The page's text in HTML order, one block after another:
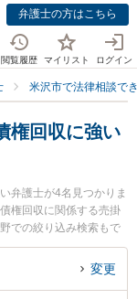
弁護士の方はこちら
閲覧履歴 マイリスト ログイン
米沢市で法律相談で
権回収に強い
弁護士が4名見つかりま
権回収に関係する売掛
での絞り込み検索もで
や長岡克典法律事務所
士のプロフィール情報
変更